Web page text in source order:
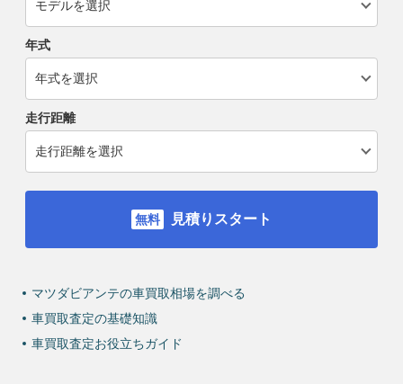
年式
走行距離
見積りスタート
マツダビアンテの車買取相場を調べる
車買取査定の基礎知識
車買取査定お役立ちガイド